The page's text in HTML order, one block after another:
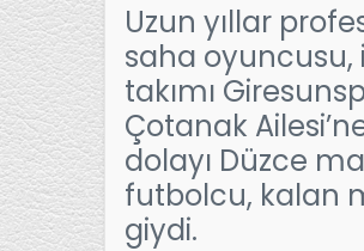
Uzun yıllar
saha
takımı
Çotanak
dolayı Düzce
futbolcu, kalan
giydi.